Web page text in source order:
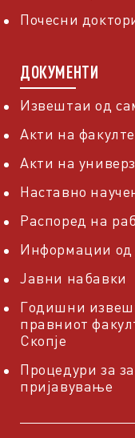
Почесни
ДОКУМЕНТИ
Извештаи од
Акти на
Акти на
Наставно
Распоред на
Информации од
Јавни набавки
Годишни
правниот
Скопје
Процедури за
пријавување